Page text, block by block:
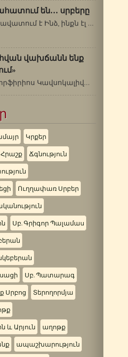
են… սրբերը
«Ով հավատում է Ինձ, ինքն էլ կանի այն…
վախճանն ենք
Սբ. Պորֆիրիոս Կավսոկալիվացի (1906-1991թթ.)…
Կրքեր
Հրաշք Ճգնություն
Ուղղափառ Սրբեր
Սբ. Գրիգոր Պալամաս
Սբ. Պատարագ
Սրբոց Տերողորմյա
և Արյուն աղոթք
ապաշխարություն